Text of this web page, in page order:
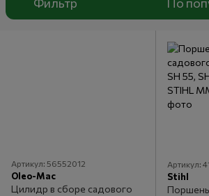
Артикул: 56552012
Oleo-Mac
Цилидр в сборе садового
Артикул:
Stihl